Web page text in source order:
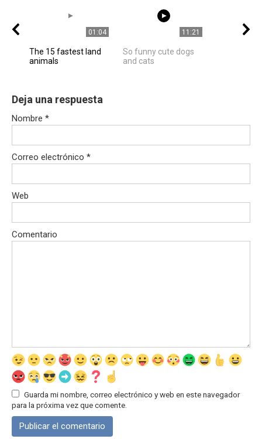
01:04
The 15 fastest land
animals
11:21
So funny cute dogs
and cats
Deja una respuesta
Nombre *
Correo electrónico *
Web
Comentario
Guarda mi nombre, correo electrónico y web en este navegador
para la próxima vez que comente.